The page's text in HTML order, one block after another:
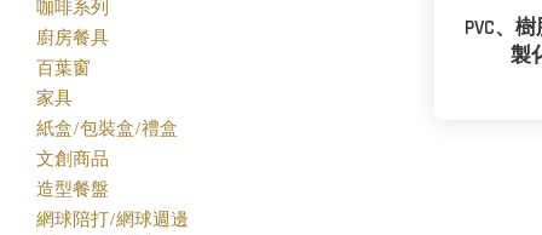
咖啡系列
廚房餐具
百葉窗
家具
紙盒/包裝盒/禮盒
文創商品
造型餐盤
網球陪打/網球週邊
PVC、
製